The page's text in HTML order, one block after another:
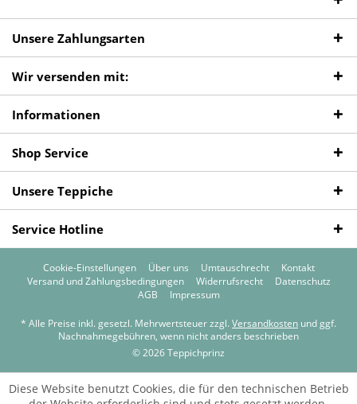
Unsere Zahlungsarten
Wir versenden mit:
Informationen
Shop Service
Unsere Teppiche
Service Hotline
Cookie-Einstellungen Über uns Umtauschrecht
Kontakt
Versand und Zahlungsbedingungen
Widerrufsrecht
Datenschutz
AGB
Impressum
* Alle Preise inkl. gesetzl. Mehrwertsteuer zzgl. Versandkosten und ggf.
Nachnahmegebühren, wenn nicht anders beschrieben
© 2026 Teppichprinz
Diese Website benutzt Cookies, die für den technischen Betrieb